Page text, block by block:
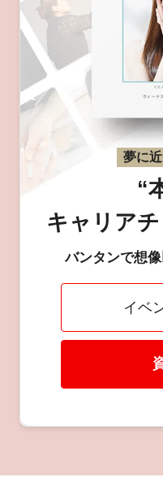
夢に
“
キャリア
バンタンで想
イベ